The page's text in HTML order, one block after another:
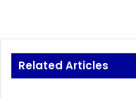
Related Articles